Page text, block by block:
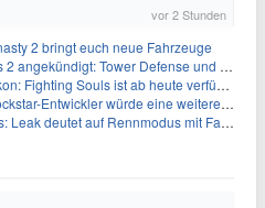
vor 2 Stunden
2 bringt euch neue Fahrzeuge
Tower Defense und Deckbuilding Kombo kehrt zurück
Fighting Souls ist ab heute verfügbar
würde eine weitere Verschiebung nicht überraschen
deutet auf Rennmodus mit Fahrzeugen hin